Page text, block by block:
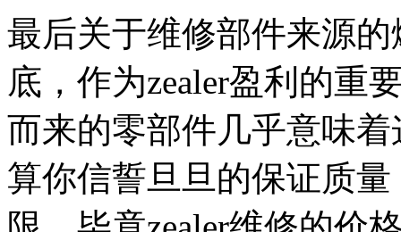
最后关于维修部件来源
底，作为zealer盈利的重
而来的零部件几乎意味
算你信誓旦旦的保证质